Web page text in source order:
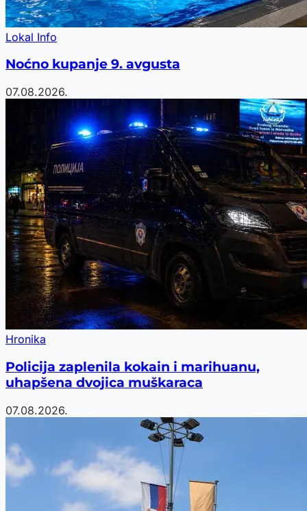
Lokal Info
Noćno kupanje 9. avgusta
07.08.2026.
Hronika
Policija zaplenila kokain i marihuanu,
uhapšena dvojica muškaraca
07.08.2026.